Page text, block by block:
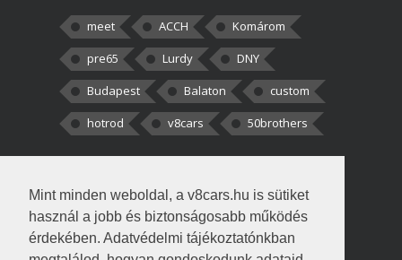
Mint minden weboldal, a v8cars.hu is sütiket
használ a jobb és biztonságosabb működés
érdekében. Adatvédelmi tájékoztatónkban
meet ACCH
Komárom
pre65
Lurdy
DNY
Budapest
Balaton
custom
hotrod
v8cars 50brothers
kortisz:Elszúrtam! Én csak két
darabbaal számoltam. Nem tudtam, hogy fél autót,